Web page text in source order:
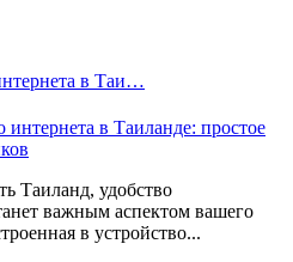
в Таи…
Таиланд, удобство
важным аспектом вашего
в устройство...